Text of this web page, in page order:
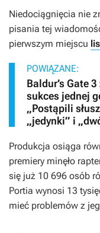
Niedociągnięcia nie
pisania tej
pierwszym miejscu
POWIĄZANE:
Baldur’s Gate
sukces jednej
„Postąpili
„jedynki” i
Produkcja osiąga
premiery minęło
się już 10 696 osób
Portia wynosi 13
mieć problemów z